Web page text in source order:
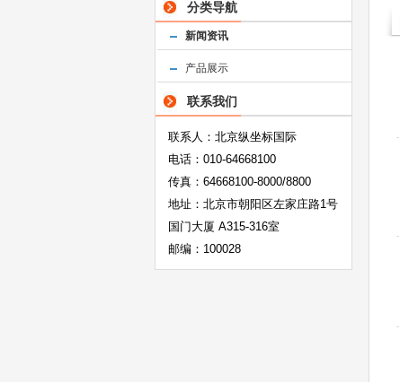
分类导航
新闻资讯
产品展示
联系我们
联系人：北京纵坐标国际
电话：010-64668100
传真：64668100-8000/8800
地址：北京市朝阳区左家庄路1号
国门大厦 A315-316室
邮编：100028